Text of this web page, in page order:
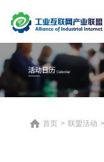
首页 > 联盟活动 >